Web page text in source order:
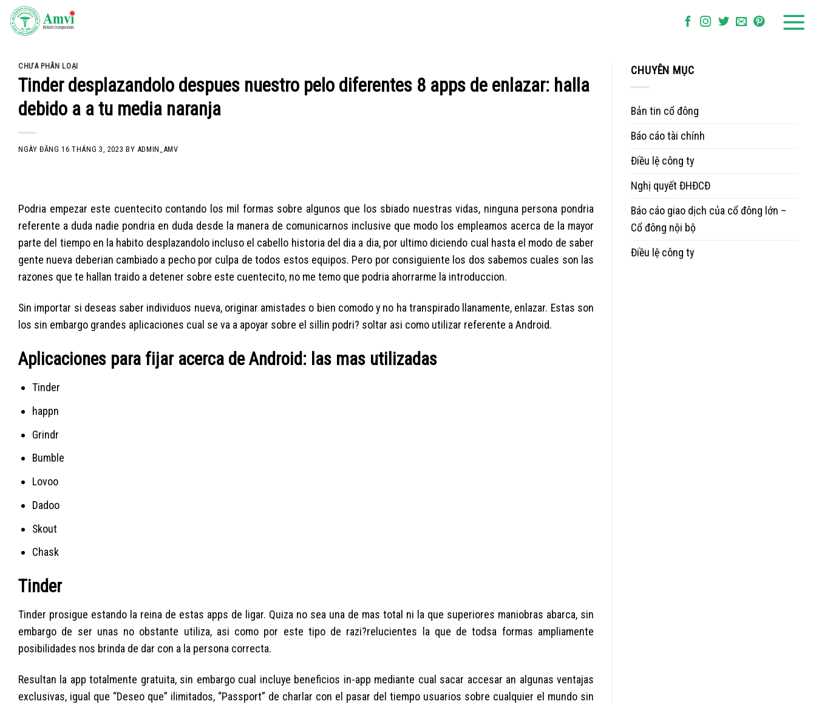
Skip
CHƯA PHÂN LOẠI
Tinder desplazandolo despues nuestro pelo diferentes 8 apps de enlazar: halla
debido a a tu media naranja
NGÀY ĐĂNG16 THÁNG 3, 2023 BY ADMIN_AMV
Podria empezar este cuentecito contando los mil formas sobre algunos que los sbiado nuestras vidas, ninguna persona pondri­a
referente a duda nadie pondri­a en duda desde la manera de comunicarnos inclusive que modo los empleamos acerca de la mayor
parte del tiempo en la habito desplazandolo incluso el cabello historia del dia a dia, por ultimo diciendo cual hasta el modo de saber
gente nueva deberian cambiado a pecho por culpa de todos estos equipos. Pero por consiguiente los dos sabemos cuales son las
razones que te hallan traido a detener sobre este cuentecito, no me temo que podria ahorrarme la introduccion.
Sin importar si deseas saber individuos nueva, originar amistades o bien comodo y no ha transpirado llanamente, enlazar. Estas son
los sin embargo grandes aplicaciones cual se va a apoyar sobre el silli­n podri? soltar asi­ como utilizar referente a Android.
Aplicaciones para fijar acerca de Android: las mas utilizadas
Tinder
happn
Grindr
Bumble
Lovoo
Dadoo
Skout
Chask
Tinder
Tinder prosigue estando la reina de estas apps de ligar. Quiza no sea una de mas total ni la que superiores maniobras abarca, sin
embargo de ser unas no obstante utiliza, asi­ como por este tipo de razi?relucientes la que de todsa formas ampliamente
posibilidades nos brinda de dar con a la persona correcta.
Resultan la app totalmente gratuita, sin embargo cual incluye beneficios in-app mediante cual sacar accesar an algunas ventajas
exclusivas, igual que “Deseo que” ilimitados, “Passport” de charlar con el pasar del tiempo usuarios sobre cualquier el mundo sin
CHUYÊN MỤC
Bản tin cổ đông
Báo cáo tài chính
Điều lệ công ty
Nghị quyết ĐHĐCĐ
Báo cáo giao dịch của cổ đông lớn –
Cổ đông nội bộ
Điều lệ công ty